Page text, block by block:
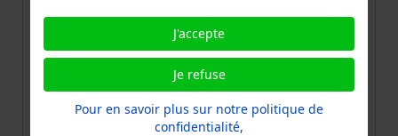
A bientôt pour de nouvelles réparations,
J'accepte
Je refuse
Pour en savoir plus sur notre politique de
confidentialité,